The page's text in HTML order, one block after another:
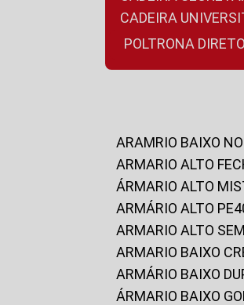
CADEIRA
POLTRONA
ARAMRIO BAIXO
ARMARIO ALTO
ÁRMARIO ALTO
ARMÁRIO ALTO
ARMARIO ALTO
ARMARIO BAIXO
ARMÁRIO BAIXO
ÁRMARIO BAIXO